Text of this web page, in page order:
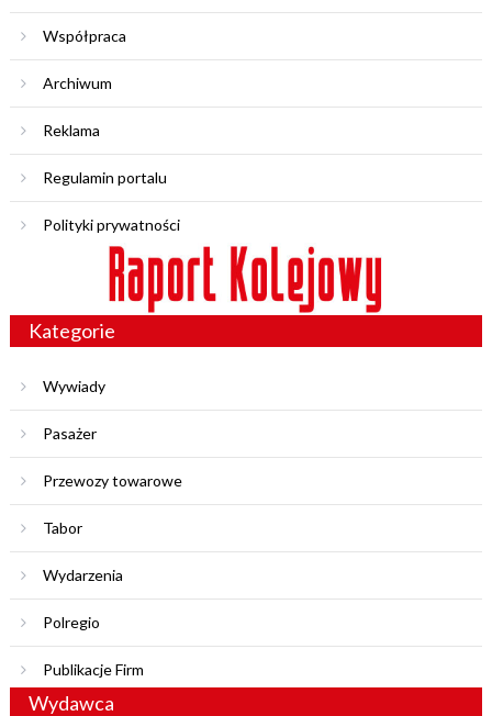
Współpraca
Archiwum
Reklama
Regulamin portalu
Polityki prywatności
Kategorie
Wywiady
Pasażer
Przewozy towarowe
Tabor
Wydarzenia
Polregio
Publikacje Firm
Wydawca